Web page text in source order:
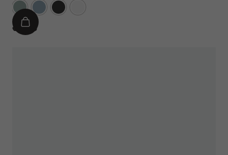
GroenBlauwDonkergrijs
€
€ 14,95
IN